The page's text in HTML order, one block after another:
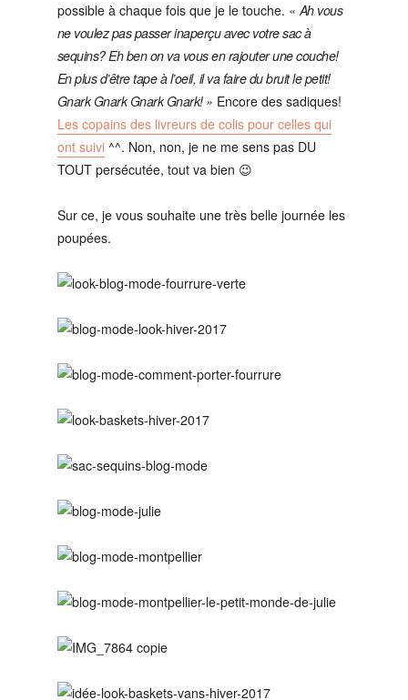
possible à chaque fois que je le touche. «Ah vous
ne voulez pas passer inaperçu avec votre sac à
sequins? Eh ben on va vous en rajouter une couche!
En plus d’être tape à l’oeil, il va faire du bruit le petit!
Gnark Gnark Gnark Gnark! » Encore des sadiques!
Les copains des livreurs de colis pour celles qui
ont suivi^^. Non, non, je ne me sens pas DU
TOUT persécutée, tout va bien 😉
Sur ce, je vous souhaite une très belle journée les
poupées.